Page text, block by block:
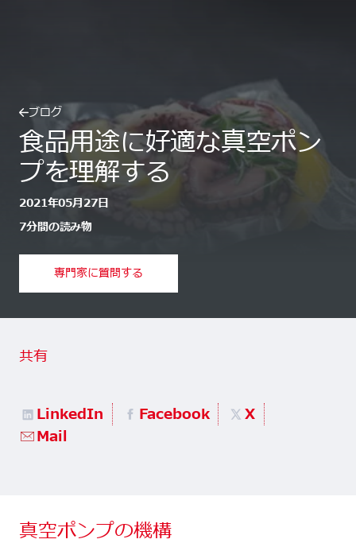
ブログ
食品用途に好適な真空ポン
プを理解する
2021年05月27日
7分間の読み物
専門家に質問する
共有
LinkedIn Facebook
X
Mail
真空ポンプの機構